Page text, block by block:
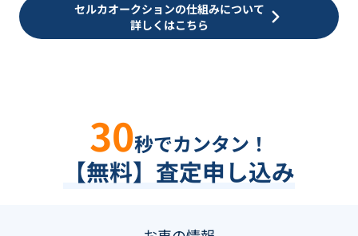
セルカオークションの仕組みについて
詳しくはこちら
30秒でカンタン！
【無料】査定申し込み